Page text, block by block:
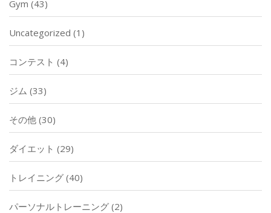
Gym (43)
Uncategorized (1)
コンテスト (4)
ジム (33)
その他 (30)
ダイエット (29)
トレイニング (40)
パーソナルトレーニング (2)